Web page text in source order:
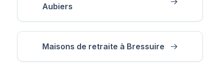
Aubiers
Maisons de retraite à Bressuire